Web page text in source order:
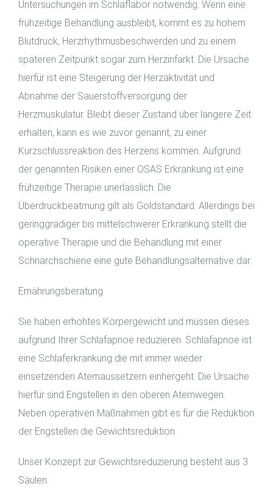
Untersuchungen im Schlaflabor notwendig. Wenn eine
frühzeitige Behandlung ausbleibt, kommt es zu hohem
Blutdruck, Herzrhythmusbeschwerden und zu einem
späteren Zeitpunkt sogar zum Herzinfarkt. Die Ursache
hierfür ist eine Steigerung der Herzaktivität und
Abnahme der Sauerstoffversorgung der
Herzmuskulatur. Bleibt dieser Zustand über längere Zeit
erhalten, kann es wie zuvor genannt, zu einer
Kurzschlussreaktion des Herzens kommen. Aufgrund
der genannten Risiken einer OSAS Erkrankung ist eine
frühzeitige Therapie unerlässlich. Die
Überdruckbeatmung gilt als Goldstandard. Allerdings bei
geringgradiger bis mittelschwerer Erkrankung stellt die
operative Therapie und die Behandlung mit einer
Schnarchschiene eine gute Behandlungsalternative dar.
Ernährungsberatung
Sie haben erhöhtes Körpergewicht und müssen dieses
aufgrund Ihrer Schlafapnoe reduzieren. Schlafapnoe ist
eine Schlaferkrankung die mit immer wieder
einsetzenden Atemaussetzern einhergeht. Die Ursache
hierfür sind Engstellen in den oberen Atemwegen.
Neben operativen Maßnahmen gibt es für die Reduktion
der Engstellen die Gewichtsreduktion.
Unser Konzept zur Gewichtsreduzierung besteht aus 3
Säulen: